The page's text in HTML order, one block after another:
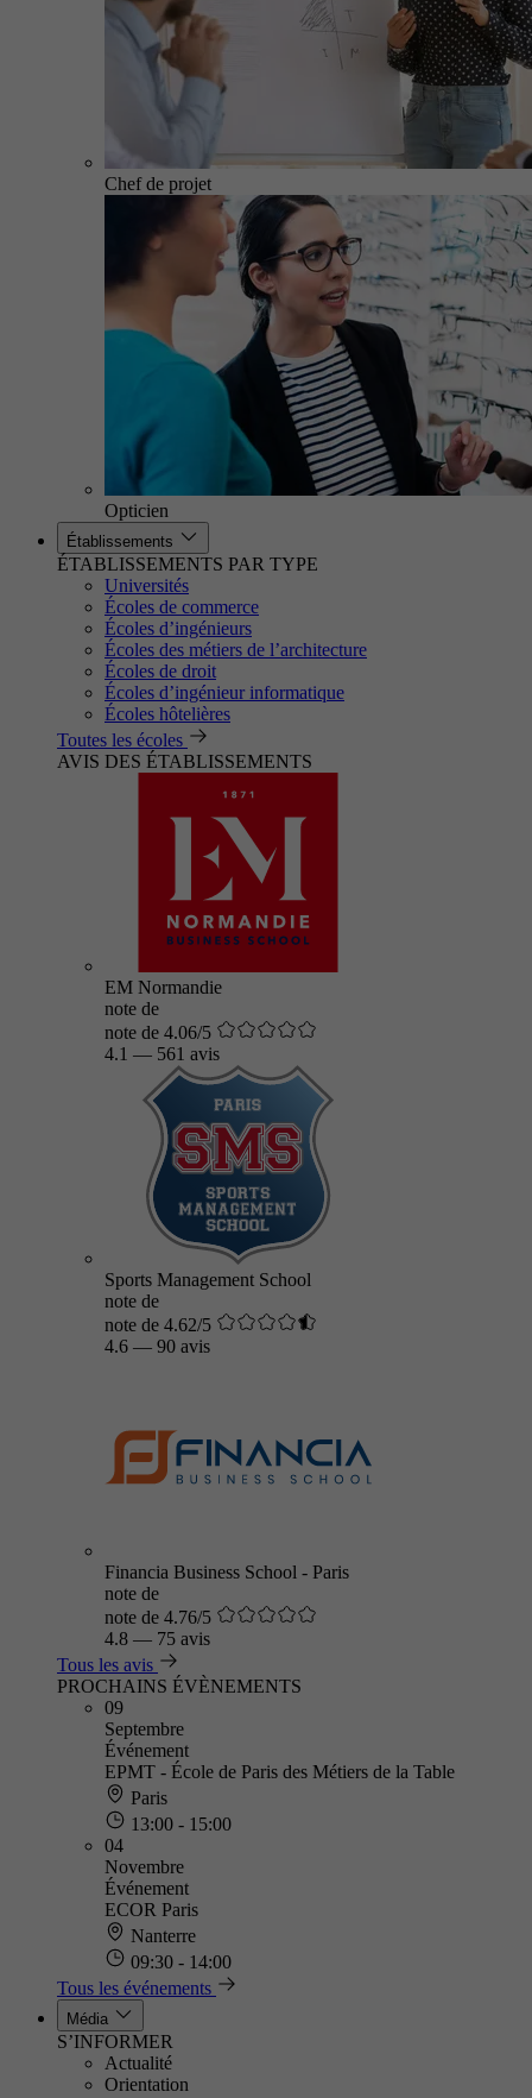
Chef de projet
Opticien
Établissements
ÉTABLISSEMENTS PAR TYPE
Universités
Écoles de commerce
Écoles d’ingénieurs
Écoles des métiers de l’architecture
Écoles de droit
Écoles d’ingénieur informatique
Écoles hôtelières
Toutes les écoles
AVIS DES ÉTABLISSEMENTS
EM Normandie
note de
note de 4.06/5
4.1 — 561 avis
Sports Management School
note de
note de 4.62/5
4.6 — 90 avis
Financia Business School - Paris
note de
note de 4.76/5
4.8 — 75 avis
Tous les avis
PROCHAINS ÉVÈNEMENTS
09
Septembre
Événement
EPMT - École de Paris des Métiers de la Table
Paris
13:00 - 15:00
04
Novembre
Événement
ECOR Paris
Nanterre
09:30 - 14:00
Tous les événements
Média
S’INFORMER
Actualité
Orientation